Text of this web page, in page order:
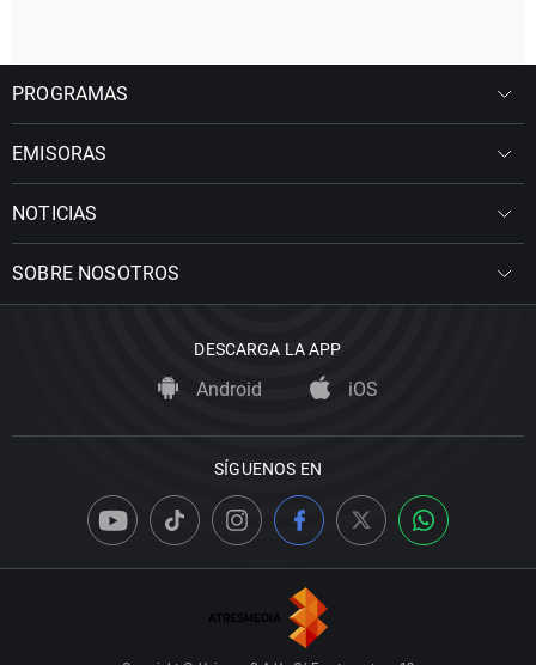
PROGRAMAS
EMISORAS
NOTICIAS
SOBRE NOSOTROS
DESCARGA LA APP
Android iOS
SÍGUENOS EN